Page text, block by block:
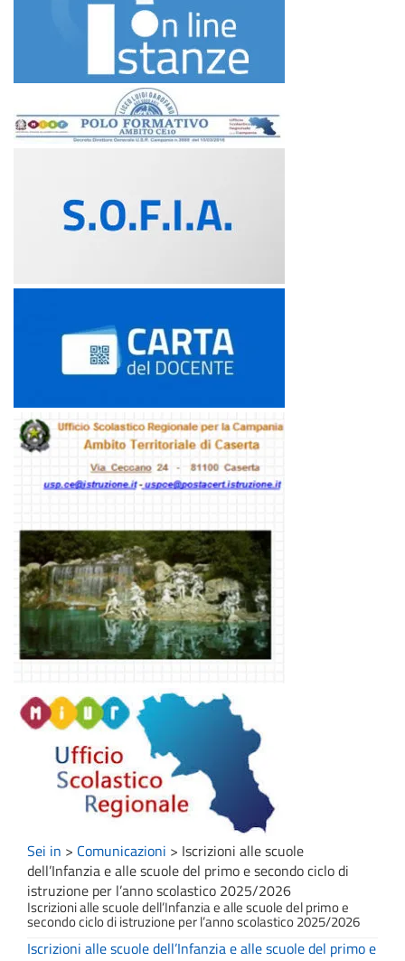
Sei in > Comunicazioni > Iscrizioni alle scuole
dell’Infanzia e alle scuole del primo e secondo ciclo di
istruzione per l’anno scolastico 2025/2026
Iscrizioni alle scuole dell’Infanzia e alle scuole del primo e
secondo ciclo di istruzione per l’anno scolastico 2025/2026
Iscrizioni alle scuole dell’Infanzia e alle scuole del primo e